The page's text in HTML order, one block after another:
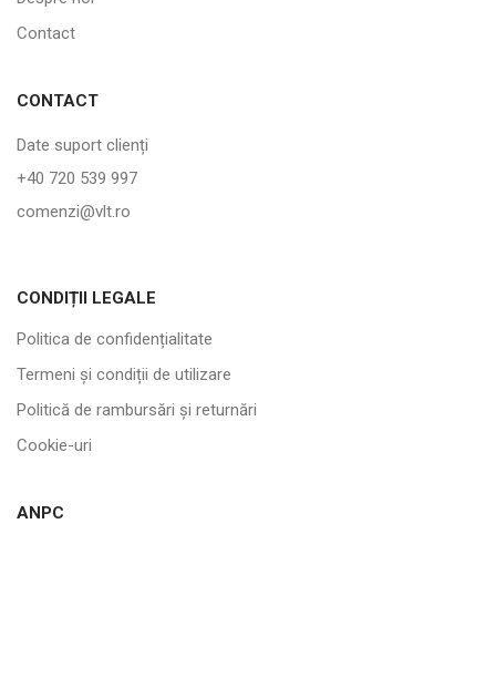
Contact
CONTACT
Date suport clienți
+40 720 539 997
comenzi@vlt.ro
CONDIȚII LEGALE
Politica de confidențialitate
Termeni și condiții de utilizare
Politică de rambursări și returnări
Cookie-uri
ANPC